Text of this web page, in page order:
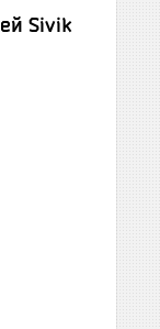
Sivik